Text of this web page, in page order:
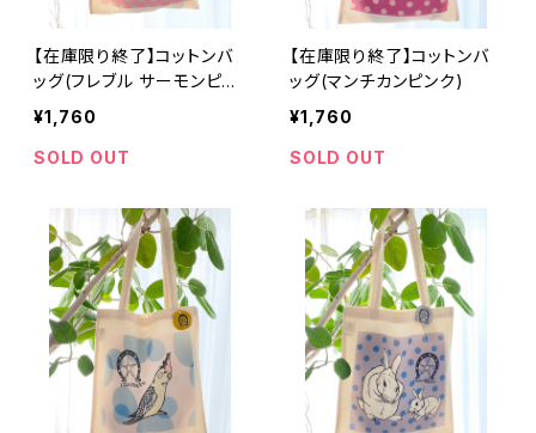
【在庫限り終了】コットンバ
ッグ(フレブル サーモンピン
ク)
¥1,760
SOLD OUT
【在庫限り終了】コットンバ
ッグ(マンチカンピンク)
¥1,760
SOLD OUT